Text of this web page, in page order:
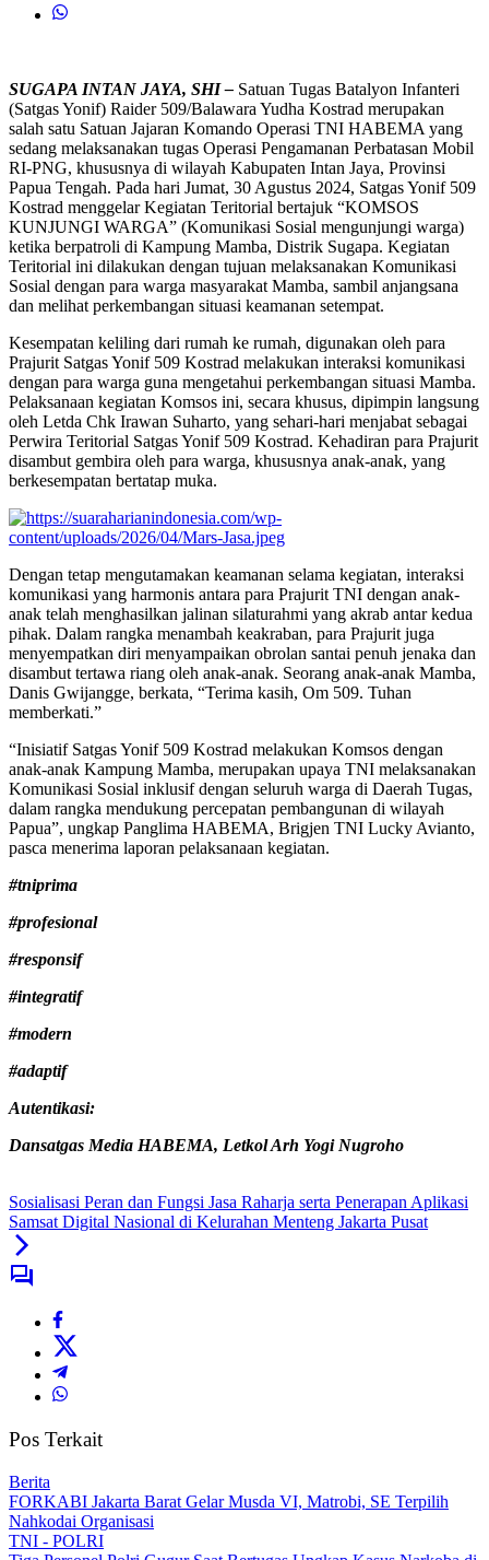
SUGAPA INTAN JAYA, SHI – Satuan Tugas Batalyon Infanteri
(Satgas Yonif) Raider 509/Balawara Yudha Kostrad merupakan
salah satu Satuan Jajaran Komando Operasi TNI HABEMA yang
sedang melaksanakan tugas Operasi Pengamanan Perbatasan Mobil
RI-PNG, khususnya di wilayah Kabupaten Intan Jaya, Provinsi
Papua Tengah. Pada hari Jumat, 30 Agustus 2024, Satgas Yonif 509
Kostrad menggelar Kegiatan Teritorial bertajuk “KOMSOS
KUNJUNGI WARGA” (Komunikasi Sosial mengunjungi warga)
ketika berpatroli di Kampung Mamba, Distrik Sugapa. Kegiatan
Teritorial ini dilakukan dengan tujuan melaksanakan Komunikasi
Sosial dengan para warga masyarakat Mamba, sambil anjangsana
dan melihat perkembangan situasi keamanan setempat.
Kesempatan keliling dari rumah ke rumah, digunakan oleh para
Prajurit Satgas Yonif 509 Kostrad melakukan interaksi komunikasi
dengan para warga guna mengetahui perkembangan situasi Mamba.
Pelaksanaan kegiatan Komsos ini, secara khusus, dipimpin langsung
oleh Letda Chk Irawan Suharto, yang sehari-hari menjabat sebagai
Perwira Teritorial Satgas Yonif 509 Kostrad. Kehadiran para Prajurit
disambut gembira oleh para warga, khususnya anak-anak, yang
berkesempatan bertatap muka.
Dengan tetap mengutamakan keamanan selama kegiatan, interaksi
komunikasi yang harmonis antara para Prajurit TNI dengan anak-
anak telah menghasilkan jalinan silaturahmi yang akrab antar kedua
pihak. Dalam rangka menambah keakraban, para Prajurit juga
menyempatkan diri menyampaikan obrolan santai penuh jenaka dan
disambut tertawa riang oleh anak-anak. Seorang anak-anak Mamba,
Danis Gwijangge, berkata, “Terima kasih, Om 509. Tuhan
memberkati.”
“Inisiatif Satgas Yonif 509 Kostrad melakukan Komsos dengan
anak-anak Kampung Mamba, merupakan upaya TNI melaksanakan
Komunikasi Sosial inklusif dengan seluruh warga di Daerah Tugas,
dalam rangka mendukung percepatan pembangunan di wilayah
Papua”, ungkap Panglima HABEMA, Brigjen TNI Lucky Avianto,
pasca menerima laporan pelaksanaan kegiatan.
#tniprima
#profesional
#responsif
#integratif
#modern
#adaptif
Autentikasi:
Dansatgas Media HABEMA, Letkol Arh Yogi Nugroho
Sosialisasi Peran dan Fungsi Jasa Raharja serta Penerapan Aplikasi
Samsat Digital Nasional di Kelurahan Menteng Jakarta Pusat
Pos Terkait
Berita
FORKABI Jakarta Barat Gelar Musda VI, Matrobi, SE Terpilih
Nahkodai Organisasi
TNI - POLRI